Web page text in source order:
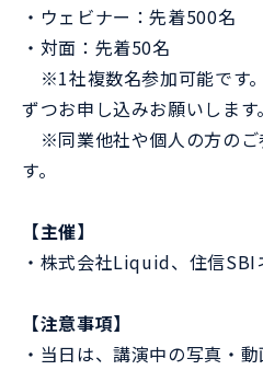
・ウェビナー：先着500名
・対面：先着50名
※1社複数名参加可能です
ずつお申し込みお願いします。
※同業他社や個人の方のご
す。
【主催】
・株式会社Liquid、住信SBI
【注意事項】
・当日は、講演中の写真・